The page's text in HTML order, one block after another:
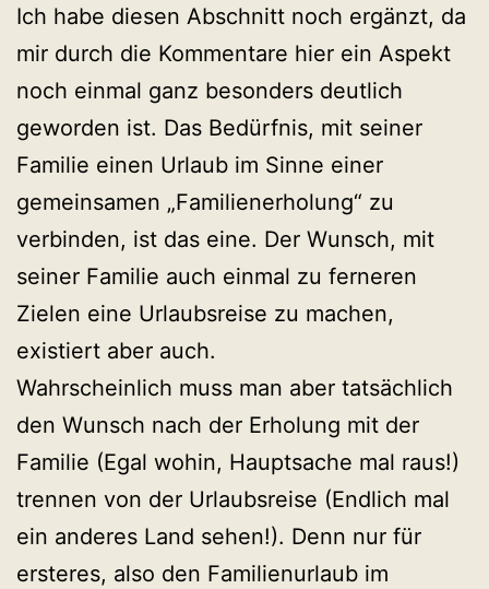
Ich habe diesen Abschnitt noch ergänzt, da
mir durch die Kommentare hier ein Aspekt
noch einmal ganz besonders deutlich
geworden ist. Das Bedürfnis, mit seiner
Familie einen Urlaub im Sinne einer
gemeinsamen „Familienerholung“ zu
verbinden, ist das eine. Der Wunsch, mit
seiner Familie auch einmal zu ferneren
Zielen eine Urlaubsreise zu machen,
existiert aber auch.
Wahrscheinlich muss man aber tatsächlich
den Wunsch nach der Erholung mit der
Familie (Egal wohin, Hauptsache mal raus!)
trennen von der Urlaubsreise (Endlich mal
ein anderes Land sehen!). Denn nur für
ersteres, also den Familienurlaub im